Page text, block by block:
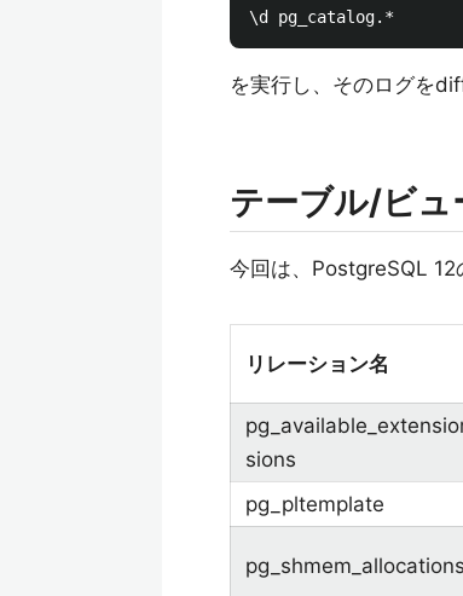
を実行し、そのログを
テーブル/ビュ
今回は、PostgreSQL 12
リレーション名
sions
pg_pltemplate
pg_shmem_allocations